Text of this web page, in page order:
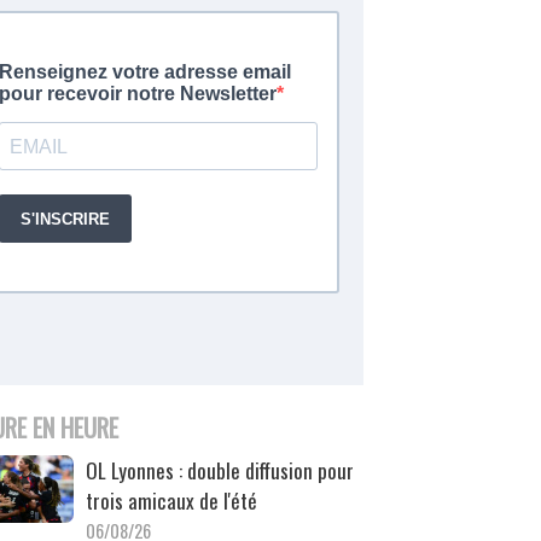
EN HEURE
OL Lyonnes : double diffusion pour
trois amicaux de l'été
06/08/26